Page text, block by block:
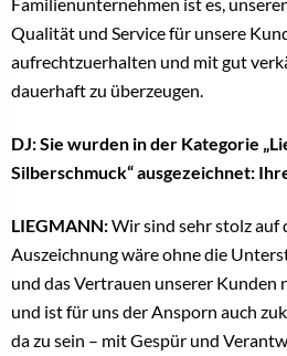
Familienunternehmen ist es,
Qualität und Service für unsere
aufrechtzuerhalten und mit gut
dauerhaft zu überzeugen.
DJ: Sie wurden in der Kategorie
Silberschmuck“ ausgezeichnet:
LIEGMANN:Wir sind sehr stolz auf
Auszeichnung wäre ohne die
und das Vertrauen unserer Kunden
und ist für uns der Ansporn auch
da zu sein – mit Gespür und